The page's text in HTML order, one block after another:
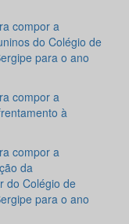
compor a
do Colégio de
para o ano
compor a
à
compor a
da
do Colégio de
para o ano